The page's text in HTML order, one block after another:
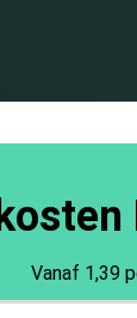
Vanaf 1,39